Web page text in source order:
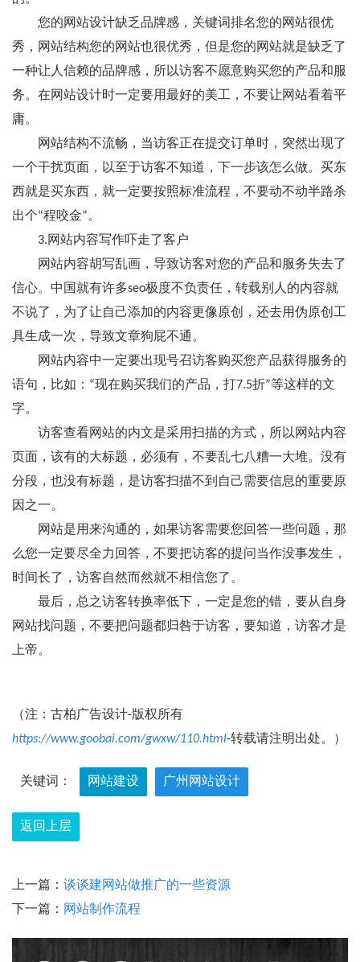
您的网站设计缺乏品牌感，关键词排名您的网站很优
秀，网站结构您的网站也很优秀，但是您的网站就是缺乏了
一种让人信赖的品牌感，所以访客不愿意购买您的产品和服
务。在网站设计时一定要用最好的美工，不要让网站看着平
庸。
网站结构不流畅，当访客正在提交订单时，突然出现了
一个干扰页面，以至于访客不知道，下一步该怎么做。买东
西就是买东西，就一定要按照标准流程，不要动不动半路杀
出个“程咬金”。
3.网站内容写作吓走了客户
网站内容胡写乱画，导致访客对您的产品和服务失去了
信心。中国就有许多seo极度不负责任，转载别人的内容就
不说了，为了让自己添加的内容更像原创，还去用伪原创工
具生成一次，导致文章狗屁不通。
网站内容中一定要出现号召访客购买您产品获得服务的
语句，比如：“现在购买我们的产品，打7.5折”等这样的文
字。
访客查看网站的内文是采用扫描的方式，所以网站内容
页面，该有的大标题，必须有，不要乱七八糟一大堆。没有
分段，也没有标题，是访客扫描不到自己需要信息的重要原
因之一。
网站是用来沟通的，如果访客需要您回答一些问题，那
么您一定要尽全力回答，不要把访客的提问当作没事发生，
时间长了，访客自然而然就不相信您了。
最后，总之访客转换率低下，一定是您的错，要从自身
网站找问题，不要把问题都归咎于访客，要知道，访客才是
上帝。
（注：古柏广告设计-版权所有
https://www.goobai.com/gwxw/110.html-转载请注明出处。）
关键词： 网站建设 广州网站设计
返回上层
上一篇： 谈谈建网站做推广的一些资源
下一篇： 网站制作流程